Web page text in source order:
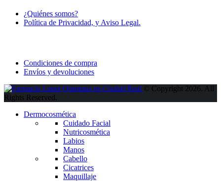
¿Quiénes somos?
Política de Privacidad, y Aviso Legal.
Condiciones de compra
Envíos y devoluciones
© Copyright 2026. All
Rights Reserved.
Dermocosmética
Cuidado Facial
Nutricosmética
Labios
Manos
Cabello
Cicatrices
Maquillaje